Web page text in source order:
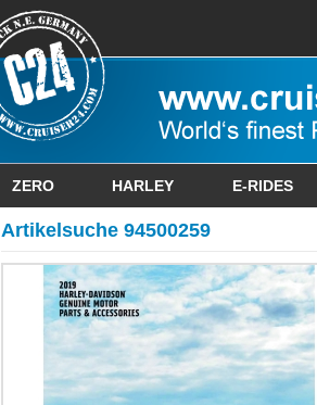
ZERO HARLEY E-RIDES
Artikelsuche 94500259